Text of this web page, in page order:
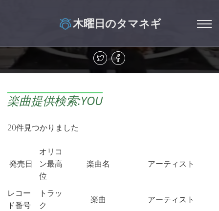
木曜日のタマネギ
楽曲提供検索:YOU
20件見つかりました
発売日
オリコ
ン最高
位
楽曲名 アーティスト
レコー
ド番号
トラッ
ク
楽曲
アーティスト